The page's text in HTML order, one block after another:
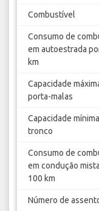
Combustível
Consumo de
em autoestrada
km
Capacidade
porta-malas
Capacidade
tronco
Consumo de
em condução
100 km
Número de